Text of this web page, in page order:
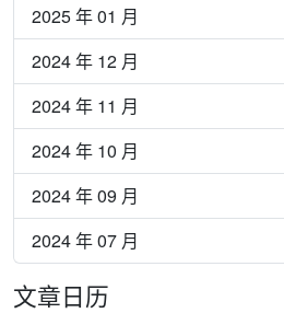
2025 年 01 月
2024 年 12 月
2024 年 11 月
2024 年 10 月
2024 年 09 月
2024 年 07 月
文章日历